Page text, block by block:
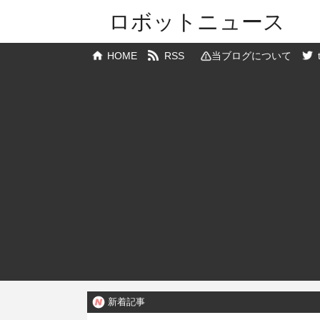
ロボットニュース
HOME RSS 当ブログについて
新着記事